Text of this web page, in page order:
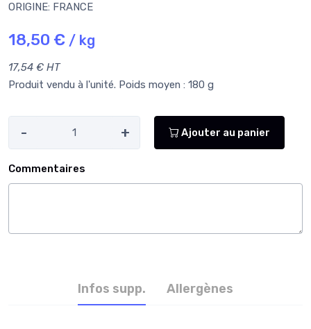
ORIGINE: FRANCE
18,50 € / kg
17,54 € HT
Produit vendu à l'unité. Poids moyen : 180 g
- + Ajouter au panier
Commentaires
Infos supp. Allergènes